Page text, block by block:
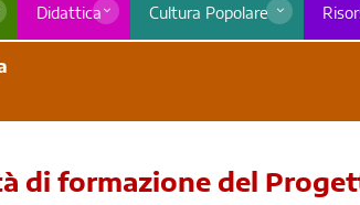
Didattica Cultura Popolare
di formazione del